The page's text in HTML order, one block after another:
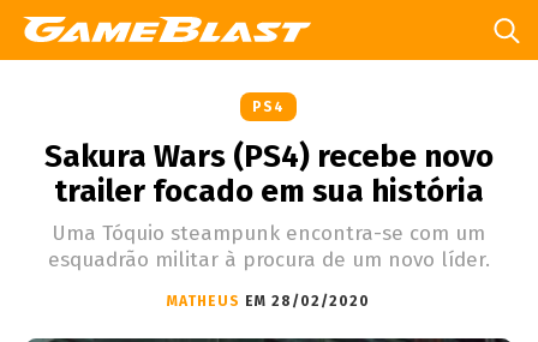
PS4
Sakura Wars (PS4) recebe novo
trailer focado em sua história
Uma Tóquio steampunk encontra-se com um
esquadrão militar à procura de um novo líder.
MATHEUS EM 28/02/2020